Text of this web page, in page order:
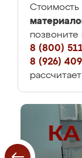
Стоимость
8 (800)
8 (926)